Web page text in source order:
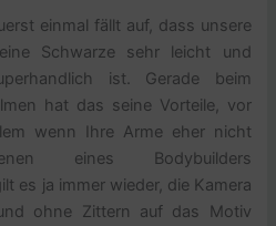
einmal fällt auf, dass unsere
Schwarze sehr leicht und
ist. Gerade beim
hat das seine Vorteile, vor
wenn Ihre Arme eher nicht
eines Bodybuilders
es ja immer wieder, die Kamera
ohne Zittern auf das Motiv